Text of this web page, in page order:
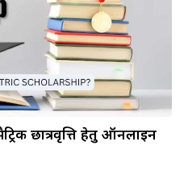
छात्रवृत्ति हेतु ऑनलाइन